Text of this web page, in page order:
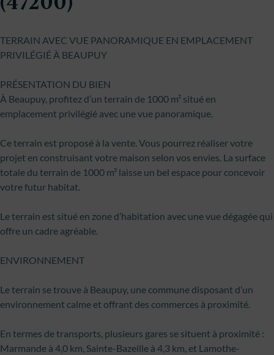
TERRAIN AVEC VUE PANORAMIQUE EN EMPLACEMENT
PRIVILÉGIÉ À BEAUPUY
PRÉSENTATION DU BIEN
À Beaupuy, profitez d’un terrain de 1000 m² situé en
emplacement privilégié avec une vue panoramique.
Ce terrain est proposé à la vente. Vous pourrez réaliser votre
projet en construisant votre maison selon vos envies. La surface
totale du terrain de 1000 m² laisse un bel espace pour concevoir
votre futur habitat.
Le terrain est situé en zone d’habitation avec une vue dégagée qui
offre un cadre agréable.
ENVIRONNEMENT
Le terrain se trouve à Beaupuy, une commune disposant d’un
environnement calme et offrant des commerces à proximité.
En termes de transports, plusieurs gares se situent à proximité :
Marmande à 4,0 km, Sainte-Bazeille à 4,3 km, et Lamothe-